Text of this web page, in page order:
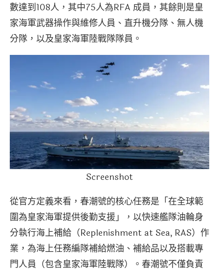
數達到108人，其中75人為RFA 成員，其餘則是皇
家海軍武器操作與維修人員、直升機分隊、無人機
分隊，以及皇家海軍陸戰隊隊員。
Screenshot
從官方定義來看，春潮號的核心任務是「在全球範
圍為皇家海軍提供後勤支援」，以快速艦隊油輪身
分執行海上補給（Replenishment at Sea, RAS）作
業，為海上任務編隊補給燃油、補給品以及搭載專
門人員（包含皇家海軍陸戰隊）。春潮號不僅負責